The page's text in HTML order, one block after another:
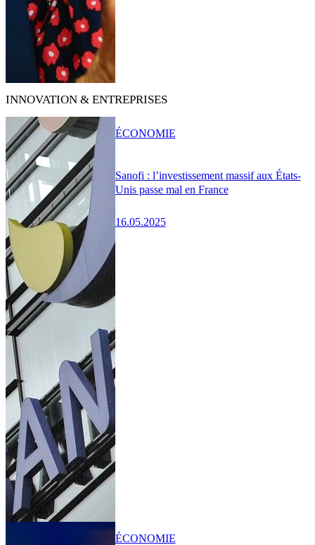
INNOVATION & ENTREPRISES
Sanofi : l’investissement massif aux États-
Unis passe mal en France
16.05.2025
ÉCONOMIE
ÉCONOMIE